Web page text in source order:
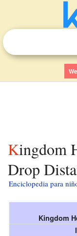
Kingdom Hearts 3D: Dream
Drop
Enciclopedia para
Kingdom